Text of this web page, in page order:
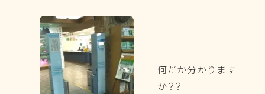
何だか分かります
か？？